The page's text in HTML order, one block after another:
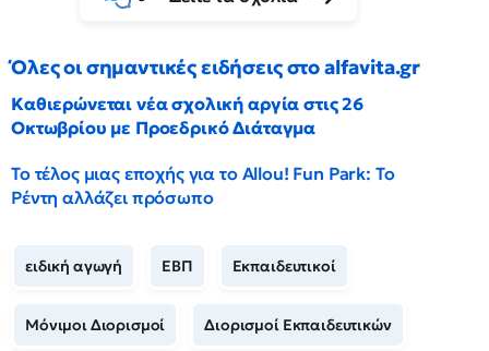
Όλες οι σημαντικές ειδήσεις στο alfavita.gr
Καθιερώνεται νέα σχολική αργία στις 26
Οκτωβρίου με Προεδρικό Διάταγμα
Το τέλος μιας εποχής για το Allou! Fun Park: Το
Ρέντη αλλάζει πρόσωπο
ειδική αγωγή ΕΒΠ Εκπαιδευτικοί
Μόνιμοι Διορισμοί Διορισμοί Εκπαιδευτικών